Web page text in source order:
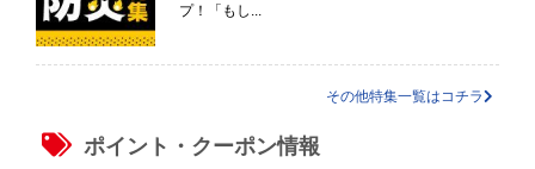
プ！「もし...
その他特集一覧はコチラ
ポイント・クーポン情報